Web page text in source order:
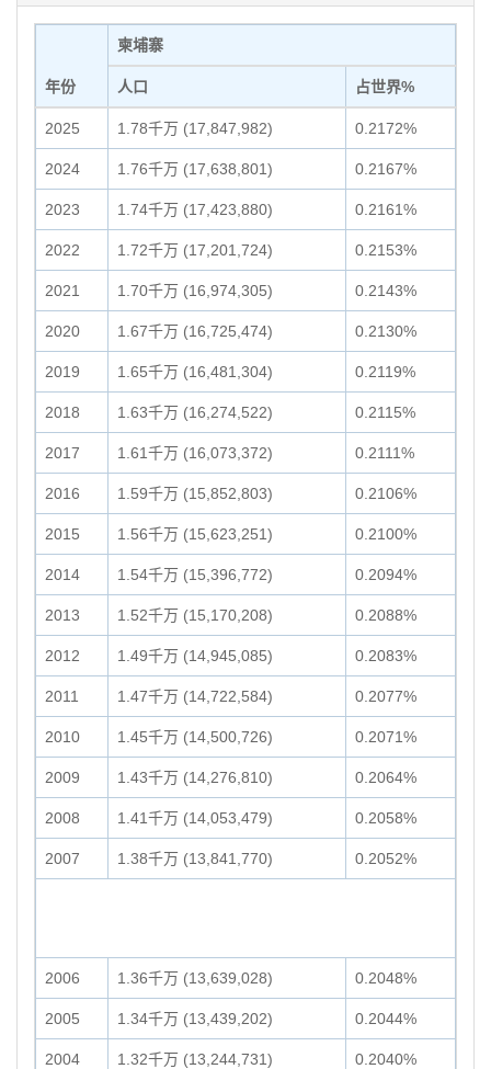
年份
柬埔寨
人口 占世界%
2025 1.78千万 (17,847,982) 0.2172%
2024 1.76千万 (17,638,801) 0.2167%
2023 1.74千万 (17,423,880) 0.2161%
2022 1.72千万 (17,201,724) 0.2153%
2021 1.70千万 (16,974,305) 0.2143%
2020 1.67千万 (16,725,474) 0.2130%
2019 1.65千万 (16,481,304) 0.2119%
2018 1.63千万 (16,274,522) 0.2115%
2017 1.61千万 (16,073,372) 0.2111%
2016 1.59千万 (15,852,803) 0.2106%
2015 1.56千万 (15,623,251) 0.2100%
2014 1.54千万 (15,396,772) 0.2094%
2013 1.52千万 (15,170,208) 0.2088%
2012 1.49千万 (14,945,085) 0.2083%
2011 1.47千万 (14,722,584) 0.2077%
2010 1.45千万 (14,500,726) 0.2071%
2009 1.43千万 (14,276,810) 0.2064%
2008 1.41千万 (14,053,479) 0.2058%
2007 1.38千万 (13,841,770) 0.2052%
2006 1.36千万 (13,639,028) 0.2048%
2005 1.34千万 (13,439,202) 0.2044%
2004 1.32千万 (13,244,731) 0.2040%